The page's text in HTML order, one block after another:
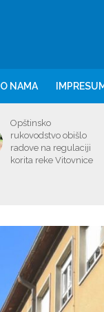
O NAMA
Opštinsko
rukovodstvo obišlo
radove na regulaciji
korita reke Vitovnice